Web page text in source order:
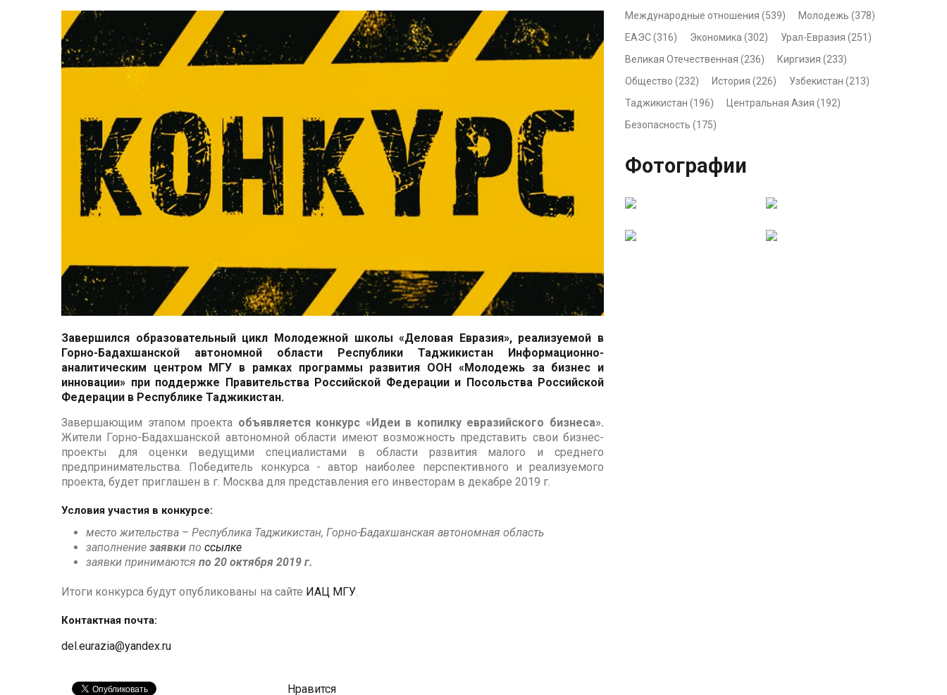
Завершился образовательный цикл Молодежной школы «Деловая Евразия»,реализуемой в
Горно-Бадахшанской автономной области Республики Таджикистан Информационно-
аналитическим центром МГУ в рамках программы развития ООН «Молодежь за бизнес и
инновации» при поддержке Правительства Российской Федерации и Посольства Российской
Федерации в Республике Таджикистан.
Завершающим этапом проекта объявляется конкурс «Идеи в копилку евразийского бизнеса».
Жители Горно-Бадахшанской автономной области имеют возможность представить свои бизнес-
проекты для оценки ведущими специалистами в области развития малого и среднего
предпринимательства. Победитель конкурса - автор наиболее перспективного и реализуемого
проекта, будет приглашен в г. Москва для представления его инвесторам в декабре 2019 г.
Условия участия в конкурсе:
место жительства – Республика Таджикистан, Горно-Бадахшанская автономная область
заполнение заявки по ссылке
заявки принимаются по 20 октября 2019 г.
Итоги конкурса будут опубликованы на сайте ИАЦ МГУ.
Контактная почта:
del.eurazia@yandex.ru
Нравится
Международные отношения (539)
Молодежь (378)
ЕАЭС (316)
Экономика (302)
Урал-Евразия (251)
Великая Отечественная (236)
Киргизия (233)
Общество (232)
История (226)
Узбекистан (213)
Таджикистан (196)
Центральная Азия (192)
Безопасность (175)
Фотографии